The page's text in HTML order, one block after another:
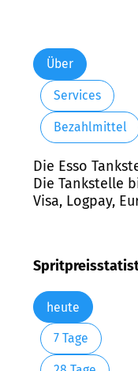
Über
Services
Bezahlmittel
Die Esso
Die Tankstelle
Visa, Logpay,
heute
7 Tage